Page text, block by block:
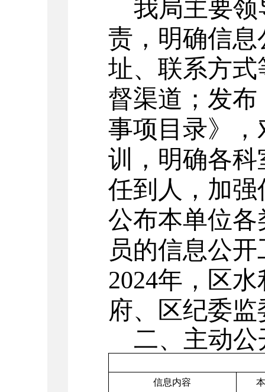
我局主要
责，明确信
址、联系方
督渠道；发
事项目录》
训，明确各
任到人，加
公布本单位
员的信息公
2024年，区水
府、区纪委
二、主动
信息内容